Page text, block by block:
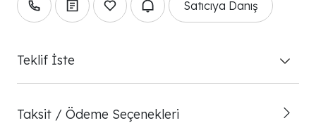
Satıcıya Danış
Teklif İste
Taksit / Ödeme Seçenekleri